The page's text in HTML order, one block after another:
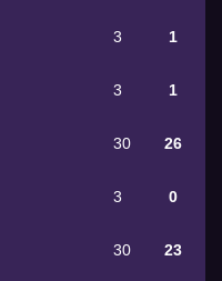
3 1
3 1
30 26
3 0
30 23